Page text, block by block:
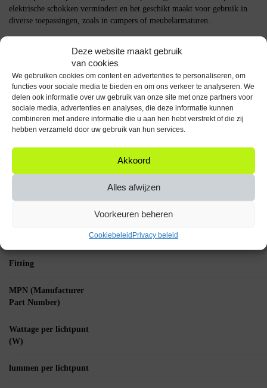
Deze website maakt gebruik
van cookies
We gebruiken cookies om content en advertenties te personaliseren, om
functies voor sociale media te bieden en om ons verkeer te analyseren. We
delen ook informatie over uw gebruik van onze site met onze partners voor
sociale media, advertenties en analyses, die deze informatie kunnen
combineren met andere informatie die u aan hen hebt verstrekt of die zij
hebben verzameld door uw gebruik van hun services.
Akkoord
Alles afwijzen
Voorkeuren beheren
CookiebeleidPrivacy beleid
elektrische schokken vermindert en het geschikt maakt voor gebruik in
diverse toepassingen, zoals in campers of meubelarmaturen.
Lichtopbrengst: 230lm
Kleurtemperatuur: 3000K
Spanning: 12V
Fitting: G4
Aantal: 3 stuks
De Kobi LED Lamp G4 is een praktische keuze voor wie op zoek is naar
energiezuinige en betrouwbare verlichting voor vitrines, campers of
meubelarmaturen.
Specificaties
Fitting
MPN (Manufacturer
Part Number)
Wattage per lichtpunt
(W)
lummen per lichtpunt